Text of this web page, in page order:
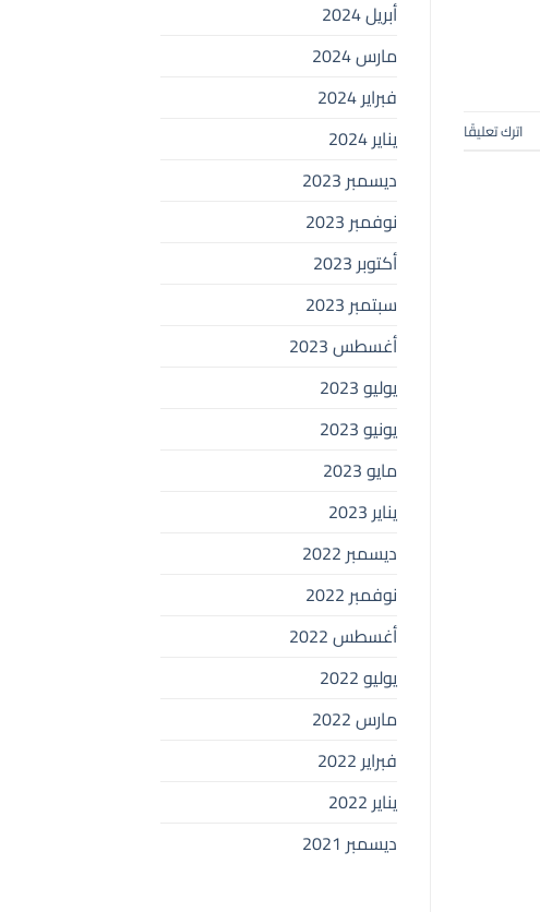
اترك تعليقًا
أبريل 2024
مارس 2024
فبراير 2024
يناير 2024
ديسمبر 2023
نوفمبر 2023
أكتوبر 2023
سبتمبر 2023
أغسطس 2023
يوليو 2023
يونيو 2023
مايو 2023
يناير 2023
ديسمبر 2022
نوفمبر 2022
أغسطس 2022
يوليو 2022
مارس 2022
فبراير 2022
يناير 2022
ديسمبر 2021